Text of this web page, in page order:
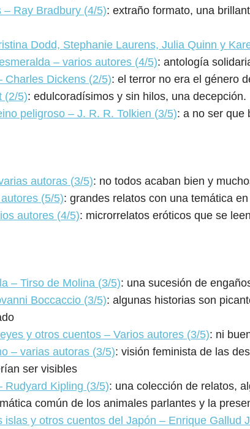
Ray Bradbury (4/5): extraño formato, una
Dodd, Stephanie Laurens, Julia Quinn y
– varios autores (4/5): antología
Charles Dickens (2/5): el terror no era el género
(2/5): edulcoradísimos y sin hilos, una decepción.
peligroso – J. R. R. Tolkien (3/5): a no ser que
autoras (3/5): no todos acaban bien y
(5/5): grandes relatos con una temática
autores (4/5): microrrelatos eróticos que se
– Tirso de Molina (3/5): una sucesión de
Boccaccio (3/5): algunas historias son
y otros cuentos – Varios autores (3/5): ni
– varias autoras (3/5): visión feminista de las
ser visibles
Rudyard Kipling (3/5): una colección de relatos,
común de los animales parlantes y la
islas y otros cuentos del Japón – Enrique Gallud